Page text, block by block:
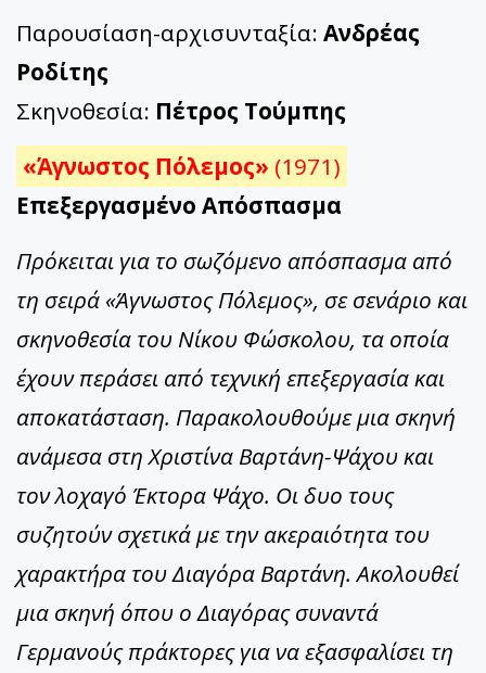
Παρουσίαση-αρχισυνταξία: Ανδρέας
Ροδίτης
Σκηνοθεσία: Πέτρος Τούμπης
«Άγνωστος Πόλεμος» (1971)
Επεξεργασμένο Απόσπασμα
Πρόκειται για το σωζόμενο απόσπασμα από
τη σειρά «Άγνωστος Πόλεμος», σε σενάριο και
σκηνοθεσία του Νίκου Φώσκολου, τα οποία
έχουν περάσει από τεχνική επεξεργασία και
αποκατάσταση. Παρακολουθούμε μια σκηνή
ανάμεσα στη Χριστίνα Βαρτάνη-Ψάχου και
τον λοχαγό Έκτορα Ψάχο. Οι δυο τους
συζητούν σχετικά με την ακεραιότητα του
χαρακτήρα του Διαγόρα Βαρτάνη. Ακολουθεί
μια σκηνή όπου ο Διαγόρας συναντά
Γερμανούς πράκτορες για να εξασφαλίσει τη